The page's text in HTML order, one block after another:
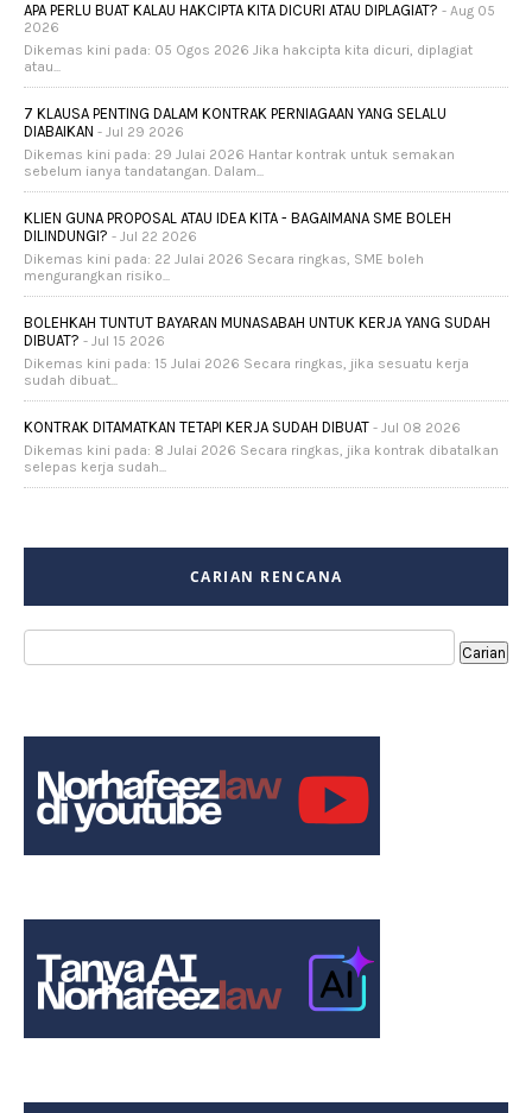
APA PERLU BUAT KALAU HAKCIPTA KITA DICURI ATAU DIPLAGIAT? - Aug 05
2026
Dikemas kini pada: 05 Ogos 2026 Jika hakcipta kita dicuri, diplagiat
atau...
7 KLAUSA PENTING DALAM KONTRAK PERNIAGAAN YANG SELALU
DIABAIKAN - Jul 29 2026
Dikemas kini pada: 29 Julai 2026 Hantar kontrak untuk semakan
sebelum ianya tandatangan. Dalam...
KLIEN GUNA PROPOSAL ATAU IDEA KITA - BAGAIMANA SME BOLEH
DILINDUNGI? - Jul 22 2026
Dikemas kini pada: 22 Julai 2026 Secara ringkas, SME boleh
mengurangkan risiko...
BOLEHKAH TUNTUT BAYARAN MUNASABAH UNTUK KERJA YANG SUDAH
DIBUAT? - Jul 15 2026
Dikemas kini pada: 15 Julai 2026 Secara ringkas, jika sesuatu kerja
sudah dibuat...
KONTRAK DITAMATKAN TETAPI KERJA SUDAH DIBUAT - Jul 08 2026
Dikemas kini pada: 8 Julai 2026 Secara ringkas, jika kontrak dibatalkan
selepas kerja sudah...
CARIAN RENCANA